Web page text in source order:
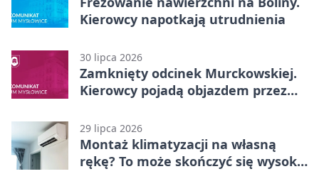
Kierowcy napotkają utrudnienia
30 lipca 2026
Zamknięty odcinek Murckowskiej.
Kierowcy pojadą objazdem przez
29 lipca 2026
Montaż klimatyzacji na własną
rękę? To może skończyć się wysoką